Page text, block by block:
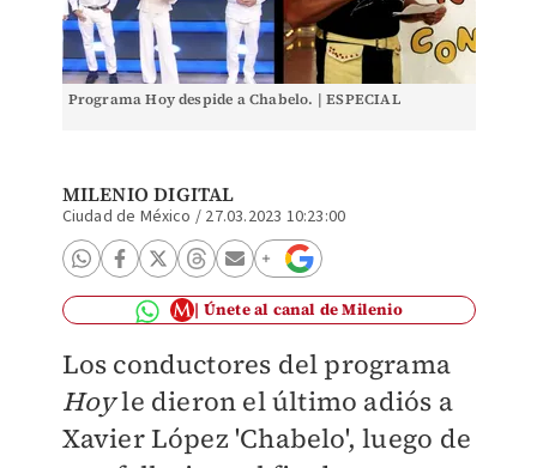
Programa Hoy despide a Chabelo. | ESPECIAL
MILENIO DIGITAL
Ciudad de México / 27.03.2023 10:23:00
Únete al canal de Milenio
Los conductores del programa
Hoyle dieron el último adiós a
Xavier López 'Chabelo', luego de